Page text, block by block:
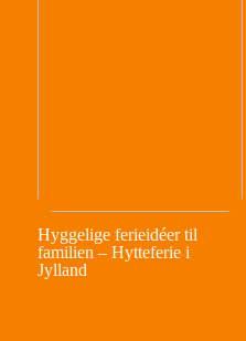
Hyggelige ferieidéer til
familien – Hytteferie i
Jylland